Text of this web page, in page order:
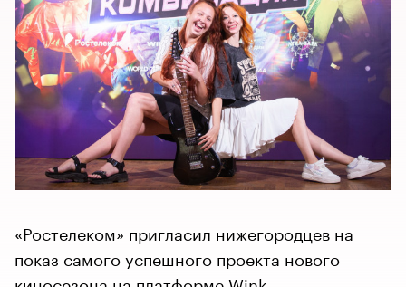
«Ростелеком» пригласил нижегородцев на
показ самого успешного проекта нового